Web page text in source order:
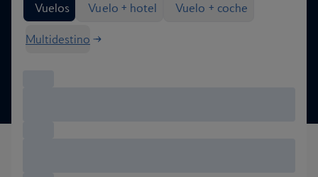
Vuelos
Vuelo + hotel Vuelo + coche
Multidestino